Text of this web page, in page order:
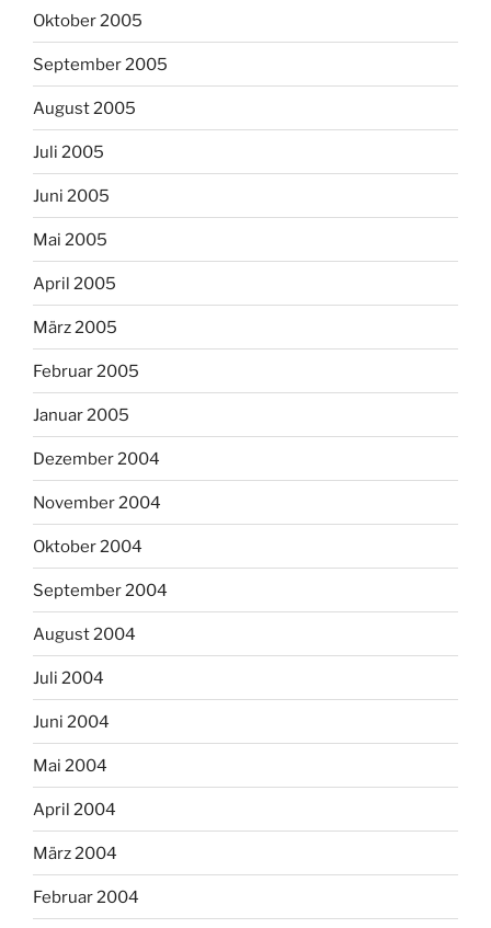
Oktober 2005
September 2005
August 2005
Juli 2005
Juni 2005
Mai 2005
April 2005
März 2005
Februar 2005
Januar 2005
Dezember 2004
November 2004
Oktober 2004
September 2004
August 2004
Juli 2004
Juni 2004
Mai 2004
April 2004
März 2004
Februar 2004